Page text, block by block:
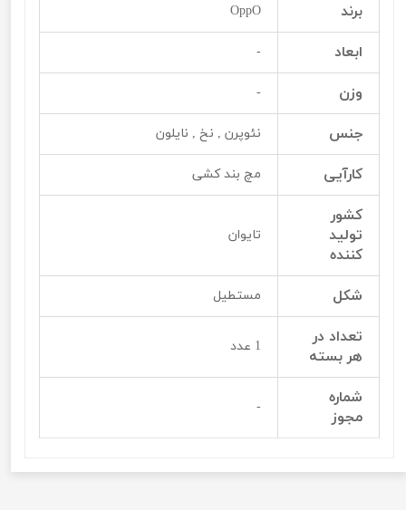
برند OppO
ابعاد -
وزن -
جنس نئوپرن , نخ , نایلون
کارآیی مچ بند کشی
کشور
تولید
کننده
تایوان
شکل مستطیل
تعداد در
هر بسته
1 عدد
شماره
مجوز
-